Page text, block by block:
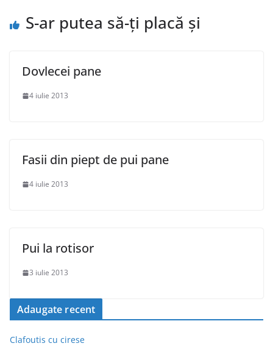
S-ar putea să-ți placă și
Dovlecei pane
4 iulie 2013
Fasii din piept de pui pane
4 iulie 2013
Pui la rotisor
3 iulie 2013
Adaugate recent
Clafoutis cu cirese